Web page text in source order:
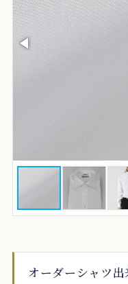
オーダーシャツ